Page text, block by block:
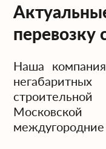
перевозку
Наша